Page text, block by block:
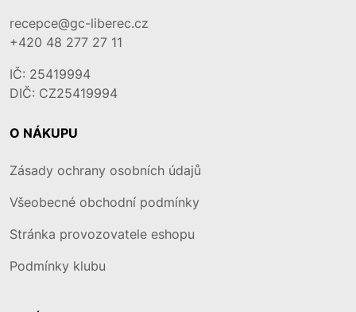
recepce@gc-liberec.cz
+420 48 277 27 11
IČ: 25419994
DIČ: CZ25419994
O NÁKUPU
Zásady ochrany osobních údajů
Všeobecné obchodní podmínky
Stránka provozovatele eshopu
Podmínky klubu